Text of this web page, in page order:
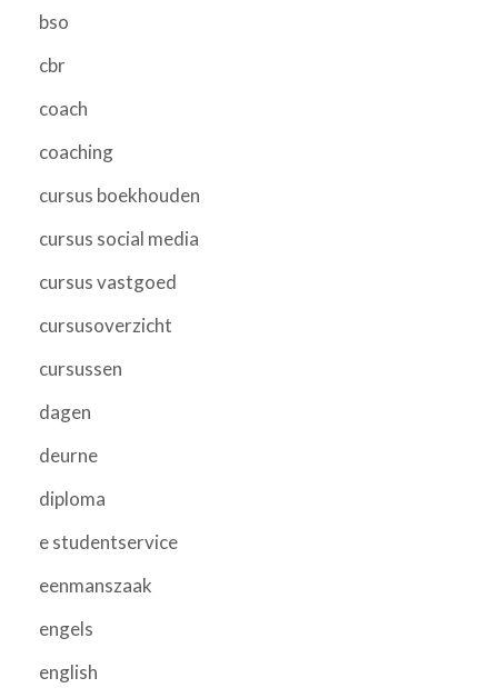
bso
cbr
coach
coaching
cursus boekhouden
cursus social media
cursus vastgoed
cursusoverzicht
cursussen
dagen
deurne
diploma
e studentservice
eenmanszaak
engels
english